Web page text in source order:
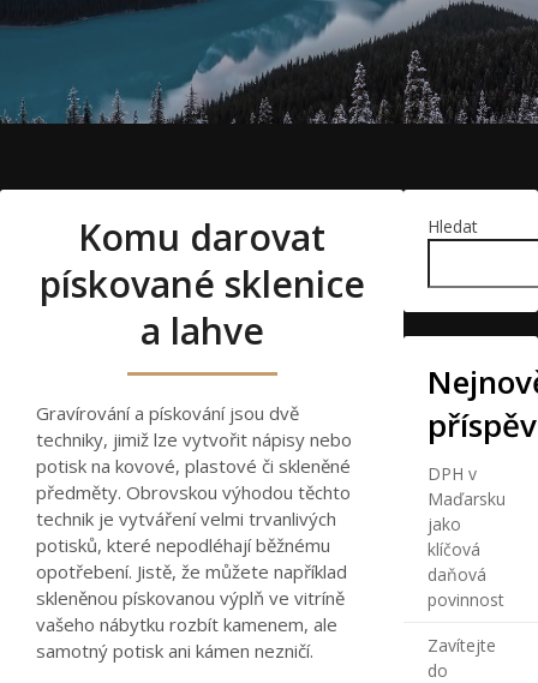
Komu darovat
pískované sklenice
a lahve
Gravírování a pískování jsou dvě
techniky, jimiž lze vytvořit nápisy nebo
potisk na kovové, plastové či skleněné
předměty. Obrovskou výhodou těchto
technik je vytváření velmi trvanlivých
potisků, které nepodléhají běžnému
opotřebení. Jistě, že můžete například
skleněnou pískovanou výplň ve vitríně
vašeho nábytku rozbít kamenem, ale
samotný potisk ani kámen nezničí.
Hledat
DPH v
Maďarsku
jako
klíčová
daňová
povinnost
Zavítejte
do